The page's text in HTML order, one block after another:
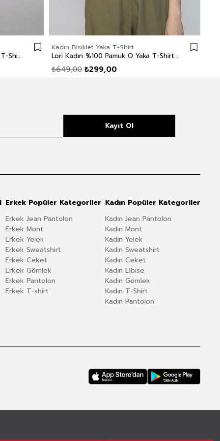
Addy Kadın %100 Pamuk O Yaka T-Shirt Açık Haki
Kadın Bisiklet Yaka T-Shirt
Lori Kadın %100 Pamuk O Yaka T-Shirt Siyah
₺299,00
₺649,00
Kayıt Ol
Erkek Popüler Kategoriler
Erkek Jean Pantolon
Erkek Mont
Erkek Yelek
Erkek Sweatshirt
Erkek Ceket
Erkek Gömlek
Erkek Pantolon
Erkek T-shirt
Kadın Popüler Kategoriler
Kadın Jean Pantolon
Kadın Mont
Kadın Yelek
Kadın Sweatshirt
Kadın Ceket
Kadın Elbise
Kadın Gömlek
Kadın T-Shirt
Kadın Pantolon